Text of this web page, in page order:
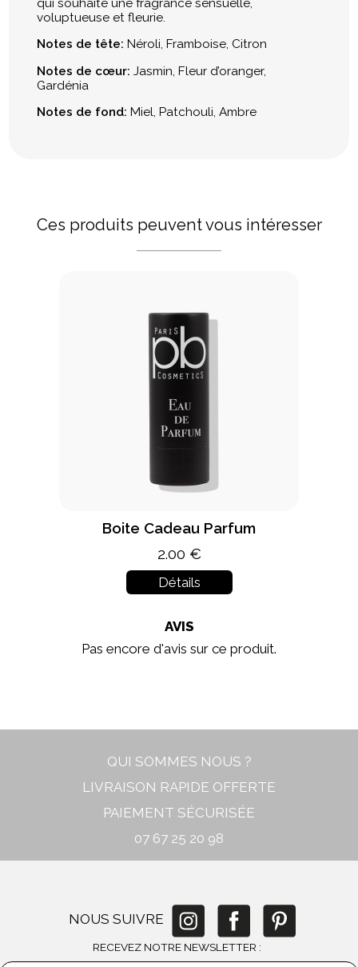
qui souhaite une fragrance sensuelle,
voluptueuse et fleurie.
Notes de tête: Néroli, Framboise, Citron
Notes de cœur:Jasmin, Fleur d’oranger,
Gardénia
Notes de fond:Miel, Patchouli, Ambre
Ces produits peuvent vous intéresser
Boite Cadeau Parfum
2.00 €
Détails
AVIS
Pas encore d'avis sur ce produit.
QUI SOMMES NOUS ?
LIVRAISON RAPIDE OFFERTE
PAIEMENT SÉCURISÉE
07 67 25 20 98
NOUS SUIVRE
RECEVEZ NOTRE NEWSLETTER :